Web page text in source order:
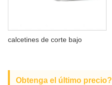
SOBRE NOSOTROS
calcetines de corte bajo
Obtenga el último